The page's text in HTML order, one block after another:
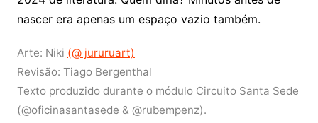
nascer era apenas um espaço vazio também.
Arte: Niki (@ jururuart)
Revisão: Tiago Bergenthal
Texto produzido durante o módulo Circuito Santa Sede
(@oficinasantasede & @rubempenz).